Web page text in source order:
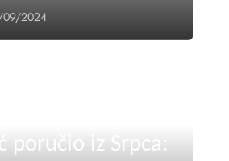
09/2024
poručio iz Srpca: